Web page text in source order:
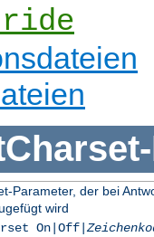
-
Parameter, der bei
wird
On|Off|